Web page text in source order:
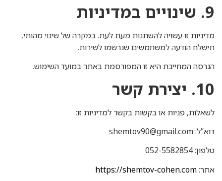
9. שינויים במדיניות
מדיניות זו עשויה להשתנות מעת לעת. במקרה של שינוי מהותי,
תישלח הודעה למשתמשים שנרשמו לשירות.
הגרסה המחייבת היא זו המפורסמת באתר במועד השימוש.
10. יצירת קשר
לשאלות, פניות או בקשות בקשר למדיניות זו:
דוא”ל: shemtov90@gmail.com
טלפון: 052-5582854
אתר:https://shemtov-cohen.com